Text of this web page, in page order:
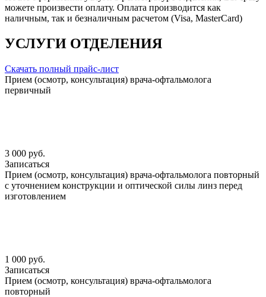
можете произвести оплату. Оплата производится как
наличным, так и безналичным расчетом (Visa, MasterCard)
УСЛУГИ ОТДЕЛЕНИЯ
Скачать полный прайс-лист
Прием (осмотр, консультация) врача-офтальмолога
первичный
3 000 руб.
Записаться
Прием (осмотр, консультация) врача-офтальмолога повторный
с уточнением конструкции и оптической силы линз перед
изготовлением
1 000 руб.
Записаться
Прием (осмотр, консультация) врача-офтальмолога
повторный